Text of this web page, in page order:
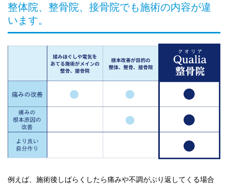
整体院、整骨院、接骨院でも施術の内容が違
います。
例えば、施術後しばらくしたら痛みや不調がぶり返してくる場合